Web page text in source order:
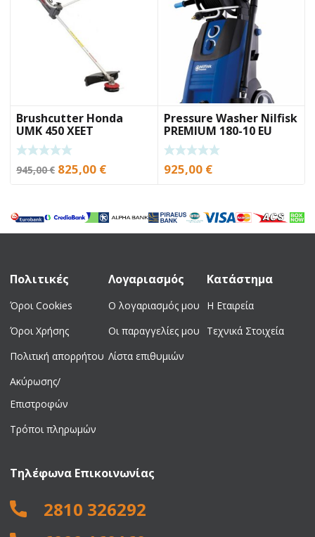
Brushcutter Honda
UMK 450 XEET
945,00€ Original
945,00 €.
825,00 €Current
825,00 €.
Pressure Washer Nilfisk
PREMIUM 180-10 EU
925,00 €
Πολιτικές
Όροι Cookies
Όροι Χρήσης
Πολιτική απορρήτου
Ακύρωσης/
Επιστροφών
Τρόποι πληρωμών
Λογαριασμός
Ο λογαριασμός μου
Οι παραγγελίες μου
Λίστα επιθυμιών
Κατάστημα
Η Εταιρεία
Τεχνικά Στοιχεία
Τηλέφωνα Επικοινωνίας
2810 326292